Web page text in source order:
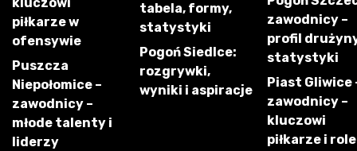
piłkarze w
ofensywie
Puszcza
Niepołomice –
zawodnicy –
młode talenty i
liderzy
tabela, formy,
statystyki
Pogoń Siedlce:
rozgrywki,
wyniki i aspiracje
zawodnicy –
profil
statystyki
Piast Gliwice
zawodnicy –
kluczowi
piłkarze i role